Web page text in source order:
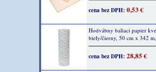
cena bez DPH: 0,53 €
Hodvábny baliaci papier
biely/čierny, 50 cm x 342
cena bez DPH: 28,85 €